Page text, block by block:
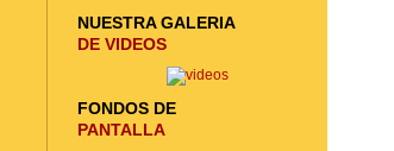
NUESTRA GALERIA
DE VIDEOS
FONDOS DE
PANTALLA